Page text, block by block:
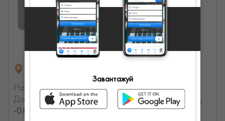
На порталі з:10.07.2023
Досвід роботи:с 2002 года (24.294315871272 лет,
-0.0019422933999067 месяцев)
Завантажуй